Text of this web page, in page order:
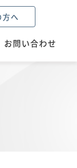
へ
お問い合わせ